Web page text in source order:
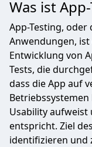
Was ist
App-Testing,
Anwendungen,
Entwicklung von
Tests, die
dass die App auf
Usability
entspricht. Ziel
identifizieren und